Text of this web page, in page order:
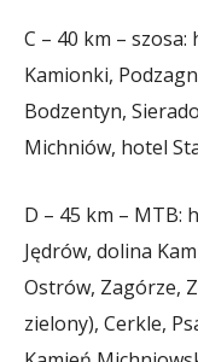
C – 40 km – szosa:
Kamionki,
Bodzentyn,
Michniów, hotel
D – 45 km – MTB:
Jędrów, dolina
Ostrów, Zagórze,
zielony), Cerkle,